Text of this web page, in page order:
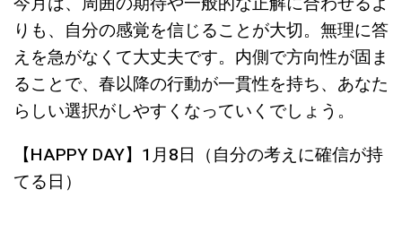
りも、自分の感覚を信じることが大切。無理に答
えを急がなくて大丈夫です。内側で方向性が固ま
ることで、春以降の行動が一貫性を持ち、あなた
らしい選択がしやすくなっていくでしょう。
【HAPPY DAY】1月8日（自分の考えに確信が持
てる日）